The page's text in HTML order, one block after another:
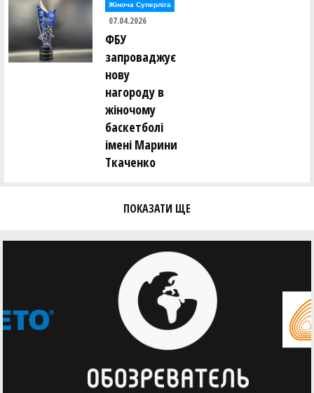
Жіноча Суперліга
07.04.2026
ФБУ
запроваджує
нову
нагороду в
жіночому
баскетболі
імені Марини
Ткаченко
ПОКАЗАТИ ЩЕ